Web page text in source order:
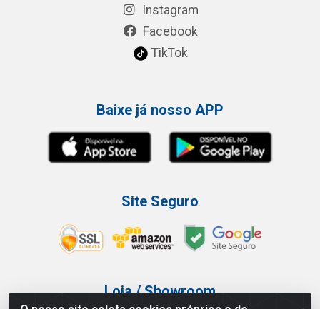
Instagram
Facebook
TikTok
Baixe já nosso APP
Site Seguro
Loja / Showroom